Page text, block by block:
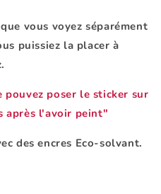
vous voyez séparément
puissiez la placer à
pouvez poser le sticker sur
après l'avoir peint"
des encres Eco-solvant.